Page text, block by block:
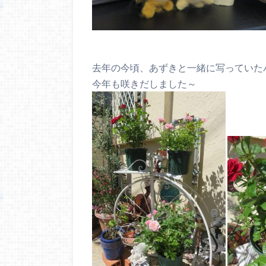
去年の今頃、あずきと一緒に写ってい
今年も咲きだしました～